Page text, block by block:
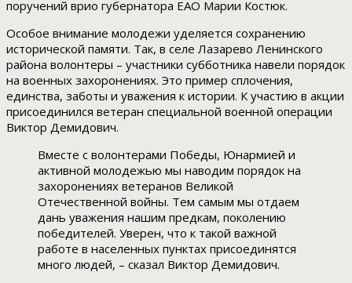
поручений врио губернатора ЕАО Марии Костюк.
Особое внимание молодежи уделяется сохранению
исторической памяти. Так, в селе Лазарево Ленинского
района волонтеры – участники субботника навели порядок
на военных захоронениях. Это пример сплочения,
единства, заботы и уважения к истории. К участию в акции
присоединился ветеран специальной военной операции
Виктор Демидович.
Вместе с волонтерами Победы, Юнармией и
активной молодежью мы наводим порядок на
захоронениях ветеранов Великой
Отечественной войны. Тем самым мы отдаем
дань уважения нашим предкам, поколению
победителей. Уверен, что к такой важной
работе в населенных пунктах присоединятся
много людей, – сказал Виктор Демидович.